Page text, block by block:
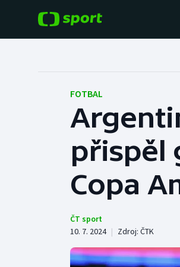
Hokej
Tenis
Atletika
FOTBAL
přispěl
Copa
ČT sport
10. 7. 2024 | Zdroj: ČTK